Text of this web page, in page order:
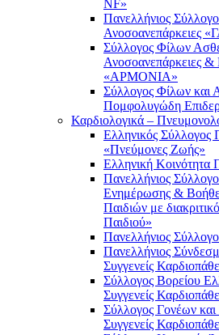
NF»
Πανελλήνιος
Ανοσοανεπάρκειες
Σύλλογος Φίλων
Ανοσοανεπάρκειες &
«ΑΡΜΟΝΙΑ»
Σύλλογος Φίλων
Πομφολυγώδη
Καρδιολογικά –
Ελληνικός Σύλλογος
«Πνεύμονες Ζωής»
Ελληνική Κοινότητα
Πανελλήνιος
Ενημέρωσης &
Παιδιών με
Παιδιού»
Πανελλήνιος
Πανελλήνιος
Συγγενείς
Σύλλογος Βορείου
Συγγενείς
Σύλλογος Γονέων
Συγγενείς